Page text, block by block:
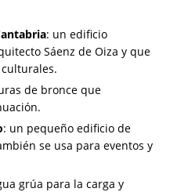
: un edificio
Sáenz de Oiza y que
de bronce que
: un pequeño edificio de
se usa para eventos y
grúa para la carga y